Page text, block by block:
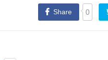
Share 0